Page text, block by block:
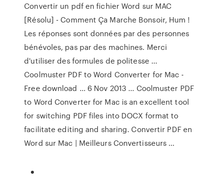
Convertir un pdf en fichier Word sur MAC
[Résolu] - Comment Ça Marche Bonsoir, Hum !
Les réponses sont données par des personnes
bénévoles, pas par des machines. Merci
d'utiliser des formules de politesse ...
Coolmuster PDF to Word Converter for Mac -
Free download ... 6 Nov 2013 ... Coolmuster PDF
to Word Converter for Mac is an excellent tool
for switching PDF files into DOCX format to
facilitate editing and sharing. Convertir PDF en
Word sur Mac | Meilleurs Convertisseurs ...